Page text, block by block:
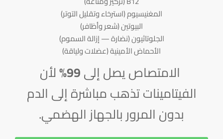
المغنيسيوم (استرخاء وتقليل التوتر)
البيوتين (شعر وأظافر)
الجلوتاثيون (نضارة — إزالة السموم)
الأحماض الأمينية (عضلات ولياقة)
الامتصاص يصل إلى99% لأن
الفيتامينات تذهب مباشرة إلى الدم
بدون المرور بالجهاز الهضمي.